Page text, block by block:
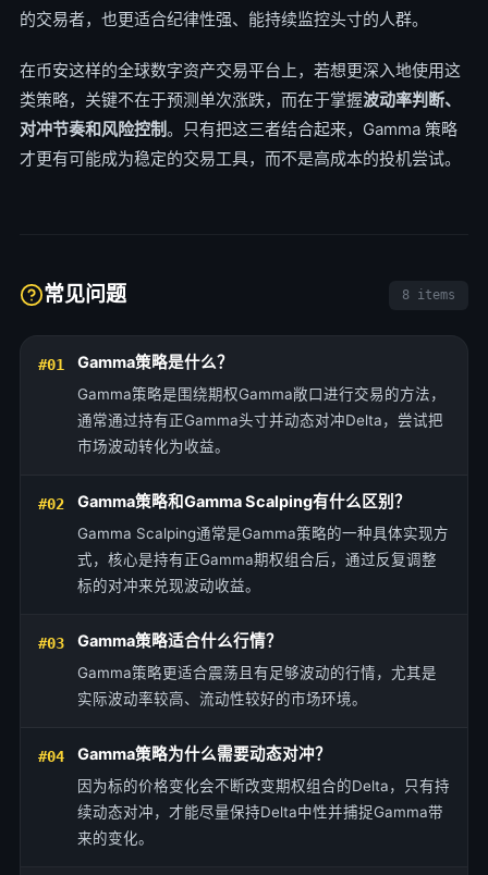
的交易者，也更适合纪律性强、能持续监控头寸的人群。
在币安这样的全球数字资产交易平台上，若想更深入地使用这
类策略，关键不在于预测单次涨跌，而在于掌握波动率判断、
对冲节奏和风险控制。只有把这三者结合起来，Gamma 策略
才更有可能成为稳定的交易工具，而不是高成本的投机尝试。
常见问题 8 items
#01 Gamma策略是什么？
Gamma策略是围绕期权Gamma敞口进行交易的方法，
通常通过持有正Gamma头寸并动态对冲Delta，尝试把
市场波动转化为收益。
#02 Gamma策略和Gamma Scalping有什么区别？
Gamma Scalping通常是Gamma策略的一种具体实现方
式，核心是持有正Gamma期权组合后，通过反复调整
标的对冲来兑现波动收益。
#03 Gamma策略适合什么行情？
Gamma策略更适合震荡且有足够波动的行情，尤其是
实际波动率较高、流动性较好的市场环境。
#04 Gamma策略为什么需要动态对冲？
因为标的价格变化会不断改变期权组合的Delta，只有持
续动态对冲，才能尽量保持Delta中性并捕捉Gamma带
来的变化。